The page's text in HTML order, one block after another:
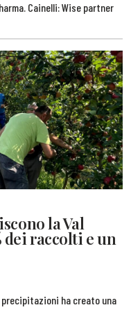
Cainelli: Wise partner
la Val
dei raccolti e un
precipitazioni ha creato una